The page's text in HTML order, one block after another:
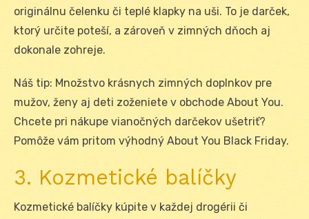
originálnu čelenku či teplé klapky na uši. To je darček,
ktorý určite poteší, a zároveň v zimných dňoch aj
dokonale zohreje.
Náš tip: Množstvo krásnych zimných doplnkov pre
mužov, ženy aj deti zoženiete v obchode About You.
Chcete pri nákupe vianočných darčekov ušetriť?
Pomôže vám pritom výhodný About You Black Friday.
3. Kozmetické balíčky
Kozmetické balíčky kúpite v každej drogérii či